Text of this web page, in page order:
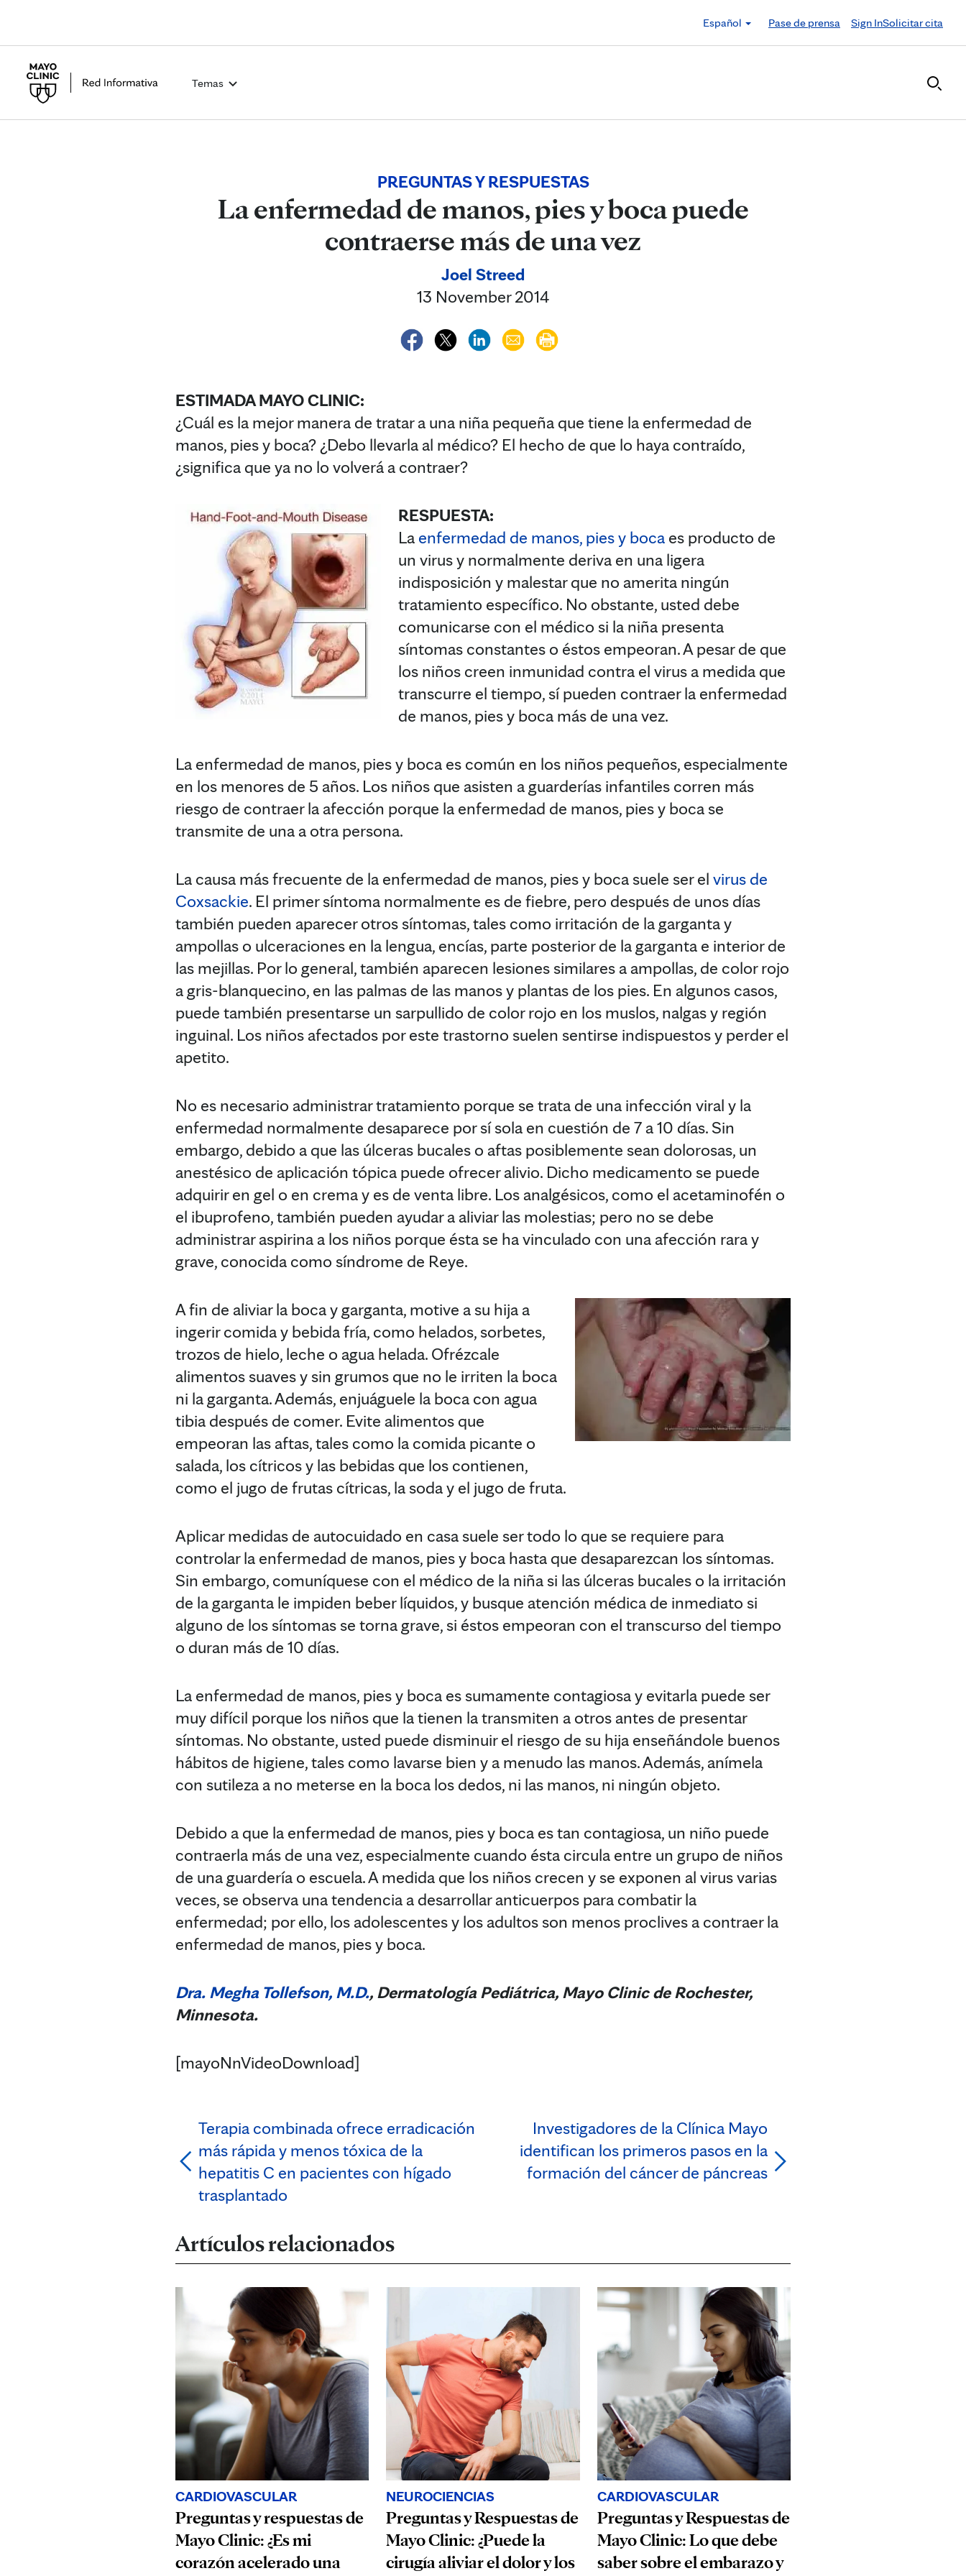
Español
Pase de prensa Sign InSolicitar cita
Temas
PREGUNTAS Y RESPUESTAS
La enfermedad de manos, pies y boca puede
contraerse más de una vez
Joel Streed
13 November 2014
ESTIMADA MAYO CLINIC:
¿Cuál es la mejor manera de tratar a una niña pequeña que tiene la enfermedad de
manos, pies y boca? ¿Debo llevarla al médico? El hecho de que lo haya contraído,
¿significa que ya no lo volverá a contraer?
RESPUESTA:
La enfermedad de manos, pies y boca es producto de
un virus y normalmente deriva en una ligera
indisposición y malestar que no amerita ningún
tratamiento específico. No obstante, usted debe
comunicarse con el médico si la niña presenta
síntomas constantes o éstos empeoran. A pesar de que
los niños creen inmunidad contra el virus a medida que
transcurre el tiempo, sí pueden contraer la enfermedad
de manos, pies y boca más de una vez.
La enfermedad de manos, pies y boca es común en los niños pequeños, especialmente
en los menores de 5 años. Los niños que asisten a guarderías infantiles corren más
riesgo de contraer la afección porque la enfermedad de manos, pies y boca se
transmite de una a otra persona.
La causa más frecuente de la enfermedad de manos, pies y boca suele ser el virus de
Coxsackie. El primer síntoma normalmente es de fiebre, pero después de unos días
también pueden aparecer otros síntomas, tales como irritación de la garganta y
ampollas o ulceraciones en la lengua, encías, parte posterior de la garganta e interior de
las mejillas. Por lo general, también aparecen lesiones similares a ampollas, de color rojo
a gris-blanquecino, en las palmas de las manos y plantas de los pies. En algunos casos,
puede también presentarse un sarpullido de color rojo en los muslos, nalgas y región
inguinal. Los niños afectados por este trastorno suelen sentirse indispuestos y perder el
apetito.
No es necesario administrar tratamiento porque se trata de una infección viral y la
enfermedad normalmente desaparece por sí sola en cuestión de 7 a 10 días. Sin
embargo, debido a que las úlceras bucales o aftas posiblemente sean dolorosas, un
anestésico de aplicación tópica puede ofrecer alivio. Dicho medicamento se puede
adquirir en gel o en crema y es de venta libre. Los analgésicos, como el acetaminofén o
el ibuprofeno, también pueden ayudar a aliviar las molestias; pero no se debe
administrar aspirina a los niños porque ésta se ha vinculado con una afección rara y
grave, conocida como síndrome de Reye.
A fin de aliviar la boca y garganta, motive a su hija a
ingerir comida y bebida fría, como helados, sorbetes,
trozos de hielo, leche o agua helada. Ofrézcale
alimentos suaves y sin grumos que no le irriten la boca
ni la garganta. Además, enjuáguele la boca con agua
tibia después de comer. Evite alimentos que
empeoran las aftas, tales como la comida picante o
salada, los cítricos y las bebidas que los contienen,
como el jugo de frutas cítricas, la soda y el jugo de fruta.
Aplicar medidas de autocuidado en casa suele ser todo lo que se requiere para
controlar la enfermedad de manos, pies y boca hasta que desaparezcan los síntomas.
Sin embargo, comuníquese con el médico de la niña si las úlceras bucales o la irritación
de la garganta le impiden beber líquidos, y busque atención médica de inmediato si
alguno de los síntomas se torna grave, si éstos empeoran con el transcurso del tiempo
o duran más de 10 días.
La enfermedad de manos, pies y boca es sumamente contagiosa y evitarla puede ser
muy difícil porque los niños que la tienen la transmiten a otros antes de presentar
síntomas. No obstante, usted puede disminuir el riesgo de su hija enseñándole buenos
hábitos de higiene, tales como lavarse bien y a menudo las manos. Además, anímela
con sutileza a no meterse en la boca los dedos, ni las manos, ni ningún objeto.
Debido a que la enfermedad de manos, pies y boca es tan contagiosa, un niño puede
contraerla más de una vez, especialmente cuando ésta circula entre un grupo de niños
de una guardería o escuela. A medida que los niños crecen y se exponen al virus varias
veces, se observa una tendencia a desarrollar anticuerpos para combatir la
enfermedad; por ello, los adolescentes y los adultos son menos proclives a contraer la
enfermedad de manos, pies y boca.
Dra. Megha Tollefson, M.D., Dermatología Pediátrica, Mayo Clinic de Rochester,
Minnesota.
[mayoNnVideoDownload]
Terapia combinada ofrece erradicación
más rápida y menos tóxica de la
hepatitis C en pacientes con hígado
trasplantado
Investigadores de la Clínica Mayo
identifican los primeros pasos en la
formación del cáncer de páncreas
Artículos relacionados
CARDIOVASCULAR
Preguntas y respuestas de
Mayo Clinic: ¿Es mi
corazón acelerado una
NEUROCIENCIAS
Preguntas y Respuestas de
Mayo Clinic: ¿Puede la
cirugía aliviar el dolor y los
CARDIOVASCULAR
Preguntas y Respuestas de
Mayo Clinic: Lo que debe
saber sobre el embarazo y